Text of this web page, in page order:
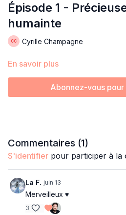
Épisode 1 -
humainte
Cyrille Champagne
En savoir plus
Abonnez-vous
Commentaires (1)
S'identifier pour participer à la
La F. juin 13
Merveilleux ♥️
3